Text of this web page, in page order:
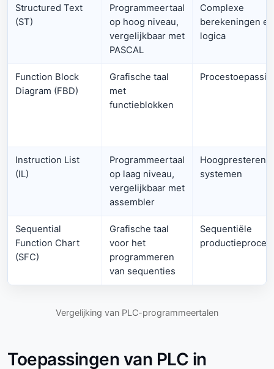
Structured Text
(ST)
Programmeertaal
op hoog niveau,
vergelijkbaar met
PASCAL
Complexe
berekeningen en
logica
Function Block
Diagram (FBD)
Grafische taal
met
functieblokken
Instruction List
(IL)
Programmeertaal
op laag niveau,
vergelijkbaar met
assembler
systemen
Sequential
Function Chart
(SFC)
Grafische taal
voor het
programmeren
van sequenties
Sequentiële
Vergelijking van PLC-programmeertalen
Toepassingen van PLC in